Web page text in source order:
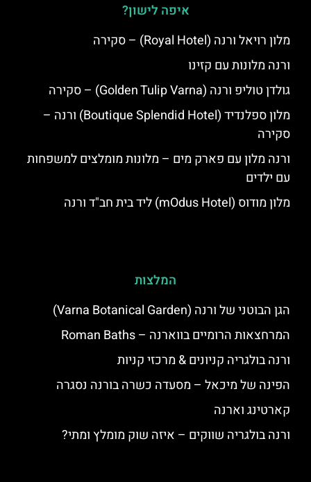
איפה לישון?
מלון רויאל ורנה (Royal Hotel) – סקירה
ורנה מלונות עם קזינו
גולדן טוליפ ורנה (Golden Tulip Varna) – סקירה
מלון ספלנדיד (Boutique Splendid Hotel) ורנה –
סקירה
ורנה מלון עם פארק מים – מלונות מומלצים למשפחות
עם ילדים
מלון מודוס (mOdus Hotel) ליד בית חב"ד ורנה
המלצות
הגן הבוטני של ורנה (Varna Botanical Garden)
המרחצאות הרומיים בווארנה – Roman Baths
ורנה בולגריה קניונים & מרכזי קניות
הפינה של מיכאל – מסעדה כשרה בורנה נסגרה
קארטינג וארנה
ורנה בולגריה שווקים – איזה שוק מומלץ ומתי?